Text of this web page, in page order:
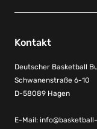
Kontakt
Deutscher Basketball
Schwanenstraße 6-10
D-58089 Hagen
E-Mail: